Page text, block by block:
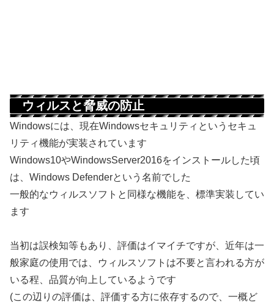
ウィルスと脅威の防止
Windowsには、現在Windowsセキュリティというセキュ
リティ機能が実装されています
Windows10やWindowsServer2016をインストールした頃
は、Windows Defenderという名前でした
一般的なウィルスソフトと同様な機能を、標準実装してい
ます
当初は誤検知等もあり、評価はイマイチですが、近年は一
般家庭の使用では、ウィルスソフトは不要と言われる方が
いる程、品質が向上しているようです
(この辺りの評価は、評価する方に依存するので、一概ど